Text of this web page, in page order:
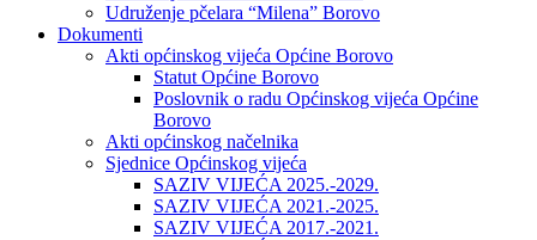
Udruženje pčelara “Milena” Borovo
Dokumenti
Akti općinskog vijeća Općine Borovo
Statut Općine Borovo
Poslovnik o radu Općinskog vijeća Općine
Borovo
Akti općinskog načelnika
Sjednice Općinskog vijeća
SAZIV VIJEĆA 2025.-2029.
SAZIV VIJEĆA 2021.-2025.
SAZIV VIJEĆA 2017.-2021.